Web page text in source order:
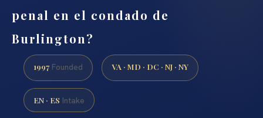
penal en el condado de
Burlington?
1997 Founded VA · MD · DC · NJ · NY
EN · ES Intake